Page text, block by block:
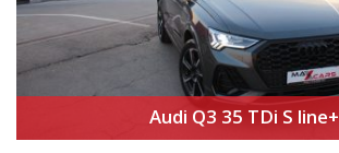
Audi Q3 35 TDi S line+